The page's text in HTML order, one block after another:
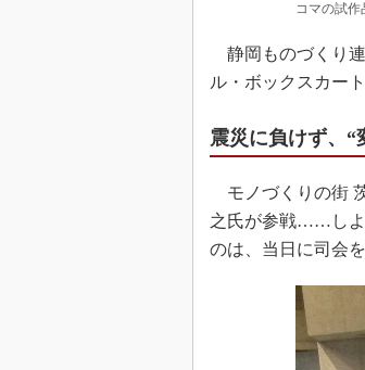
コマの試作
静岡ものづくり連
ル・ボックスカー
震災に負けず、“
モノづくりの街
之氏が参戦……しよ
のは、当日に司会